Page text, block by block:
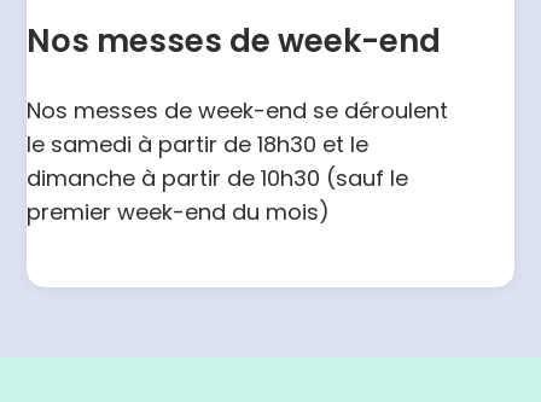
Nos messes de week-end
Nos messes de week-end se déroulent
le samedi à partir de 18h30 et le
dimanche à partir de 10h30 (sauf le
premier week-end du mois)